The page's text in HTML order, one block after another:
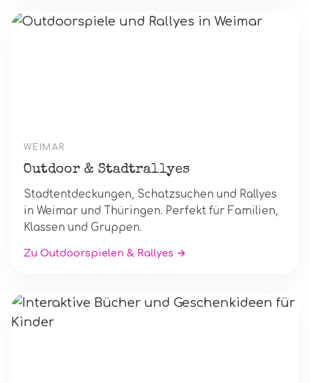
WEIMAR
Outdoor & Stadtrallyes
Stadtentdeckungen, Schatzsuchen und Rallyes
in Weimar und Thüringen. Perfekt für Familien,
Klassen und Gruppen.
Zu Outdoorspielen & Rallyes →